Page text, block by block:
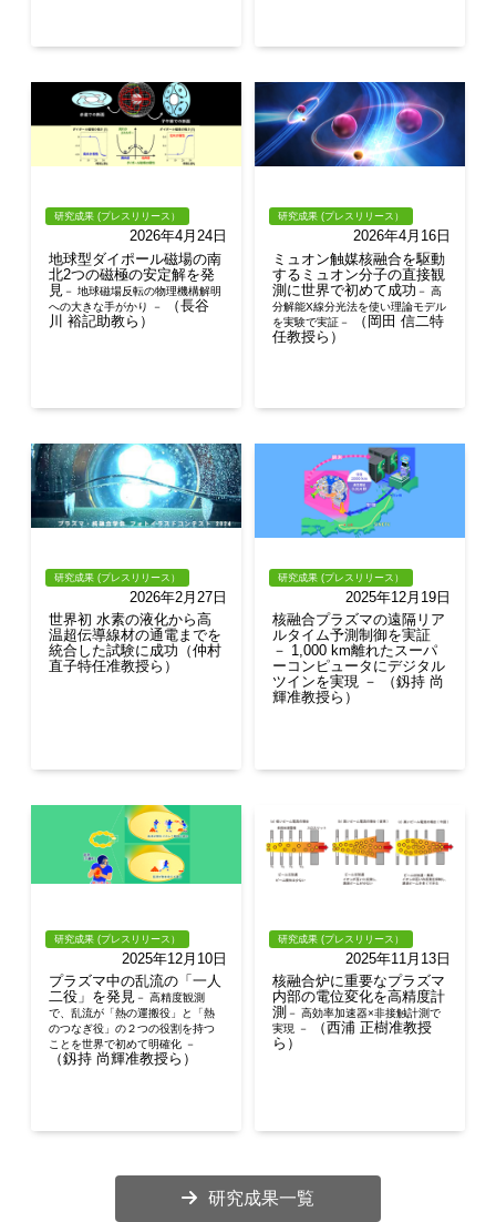
研究成果 (プレスリリース）
2026年4月24日
地球型ダイポール磁場の南
北2つの磁極の安定解を発
見 － 地球磁場反転の物理機構解明
への大きな手がかり －
（長谷
川 裕記助教ら）
研究成果 (プレスリリース）
2026年4月16日
ミュオン触媒核融合を駆動
するミュオン分子の直接観
測に世界で初めて成功 － 高
分解能X線分光法を使い理論モデル
を実験で実証－
（岡田 信二特
任教授ら）
研究成果 (プレスリリース）
2026年2月27日
世界初 水素の液化から高
温超伝導線材の通電までを
統合した試験に成功（仲村
直子特任准教授ら）
研究成果 (プレスリリース）
2025年12月19日
核融合プラズマの遠隔リア
ルタイム予測制御を実証
－ 1,000 km離れたスーパ
ーコンピュータにデジタル
ツインを実現 － （釼持 尚
輝准教授ら）
研究成果 (プレスリリース）
2025年12月10日
プラズマ中の乱流の「一人
二役」を発見 － 高精度観測
で、乱流が「熱の運搬役」と「熱
のつなぎ役」の２つの役割を持つ
ことを世界で初めて明確化 －
（釼持 尚輝准教授ら）
研究成果 (プレスリリース）
2025年11月13日
核融合炉に重要なプラズマ
内部の電位変化を高精度計
測 － 高効率加速器×非接触計測で
実現 －
（西浦 正樹准教授
ら）
研究成果一覧